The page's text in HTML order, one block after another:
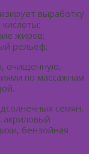
выработку
жиров;
рельеф;
очищенную,
по массажнам
семян,
акриловый
бензойная